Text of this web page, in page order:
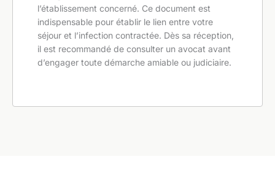
l’établissement concerné. Ce document est
indispensable pour établir le lien entre votre
séjour et l’infection contractée. Dès sa réception,
il est recommandé de consulter un avocat avant
d’engager toute démarche amiable ou judiciaire.